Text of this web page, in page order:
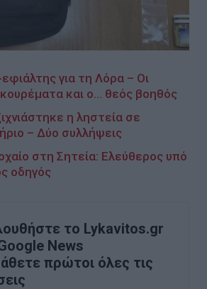
για τη Λόρα – Οι
και ο… θεός βοηθός
η ληστεία σε
– Δύο συλλήψεις
στη Σητεία: Ελεύθερος υπό
οδηγός
το Lykavitos.gr
News
πρώτοι όλες τις